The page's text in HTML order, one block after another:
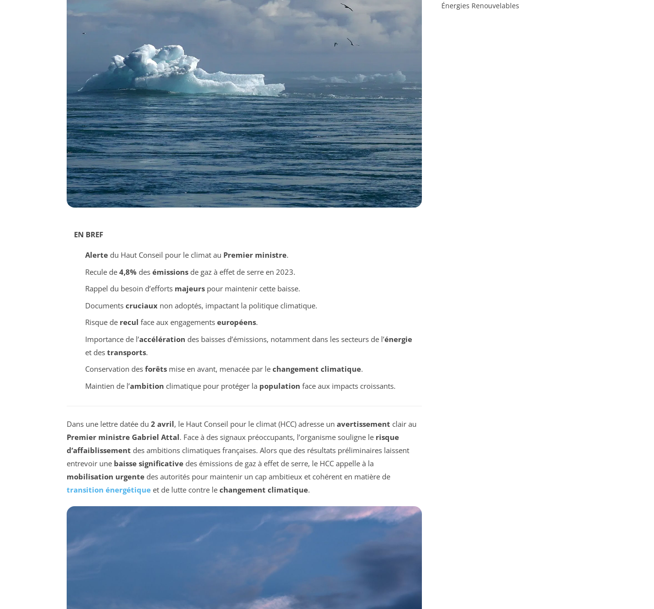
EN BREF
Alertedu Haut Conseil pour le climat au Premier ministre.
Recule de 4,8% des émissionsde gaz à effet de serre en 2023.
Rappel du besoin d’efforts majeurspour maintenir cette baisse.
Documents cruciauxnon adoptés, impactant la politique climatique.
Risque de recul face aux engagements européens.
Importance de l’accélération des baisses d’émissions, notamment dans les secteurs de l’énergie
et des transports.
Conservation des forêtsmise en avant, menacée par le changement climatique.
Maintien de l’ambition climatique pour protéger la population face aux impacts croissants.
Dans une lettre datée du 2 avril, le Haut Conseil pour le climat (HCC) adresse un avertissement clair au
Premier ministre Gabriel Attal. Face à des signaux préoccupants, l’organisme souligne le risque
d’affaiblissement des ambitions climatiques françaises. Alors que des résultats préliminaires laissent
entrevoir une baisse significative des émissions de gaz à effet de serre, le HCC appelle à la
mobilisation urgente des autorités pour maintenir un cap ambitieux et cohérent en matière de
transition énergétique et de lutte contre le changement climatique.
Énergies Renouvelables